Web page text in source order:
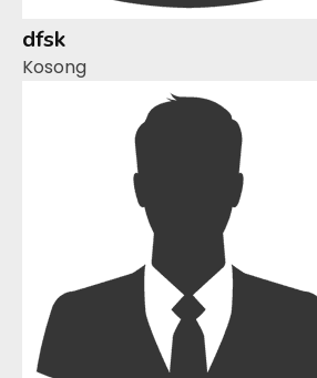
dfsk
Kosong